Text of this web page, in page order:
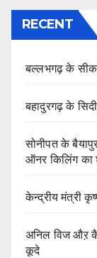
RECENT
बल्लभगढ़ के
बहादुरगढ़ के
सोनीपत के
ऑनर किलिंग
केन्द्रीय मंत्री
अनिल विज औऱ
कूदे